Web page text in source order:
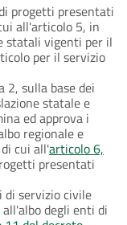
progetti presentati
all'articolo 5, in
statali vigenti per il
per il servizio
sulla base dei
statale e
ed approva i
regionale e
cui all'articolo 6,
presentati
di servizio civile
degli enti di